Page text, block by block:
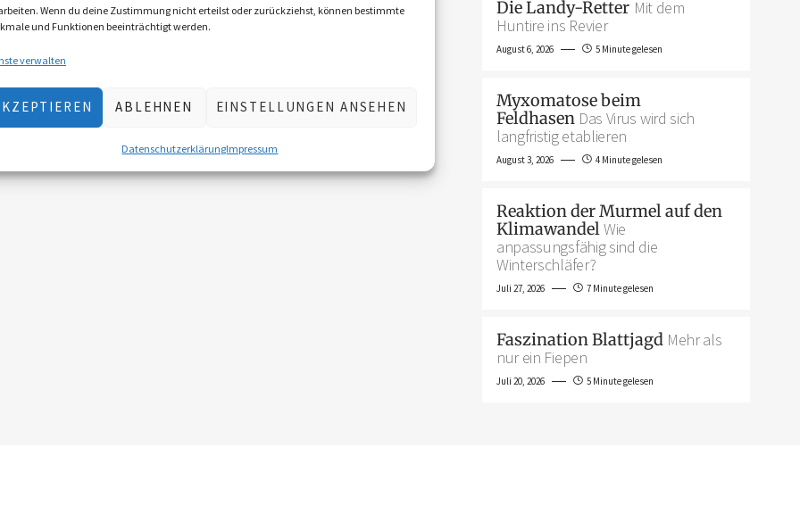
Wenn du deine Zustimmung nicht erteilst oder zurückziehst, können bestimmte
und Funktionen beeinträchtigt werden.
verwalten
ABLEHNEN EINSTELLUNGEN ANSEHEN
DatenschutzerklärungImpressum
Die Landy-Retter Mit dem
Huntire ins Revier
August 6, 2026 5 Minute gelesen
Myxomatose beim
Feldhasen Das Virus wird sich
langfristig etablieren
August 3, 2026 4 Minute gelesen
Reaktion der Murmel auf den
KlimawandelWie
anpassungsfähig sind die
Winterschläfer?
Juli 27, 2026 7 Minute gelesen
Faszination Blattjagd Mehr als
nur ein Fiepen
Juli 20, 2026 5 Minute gelesen